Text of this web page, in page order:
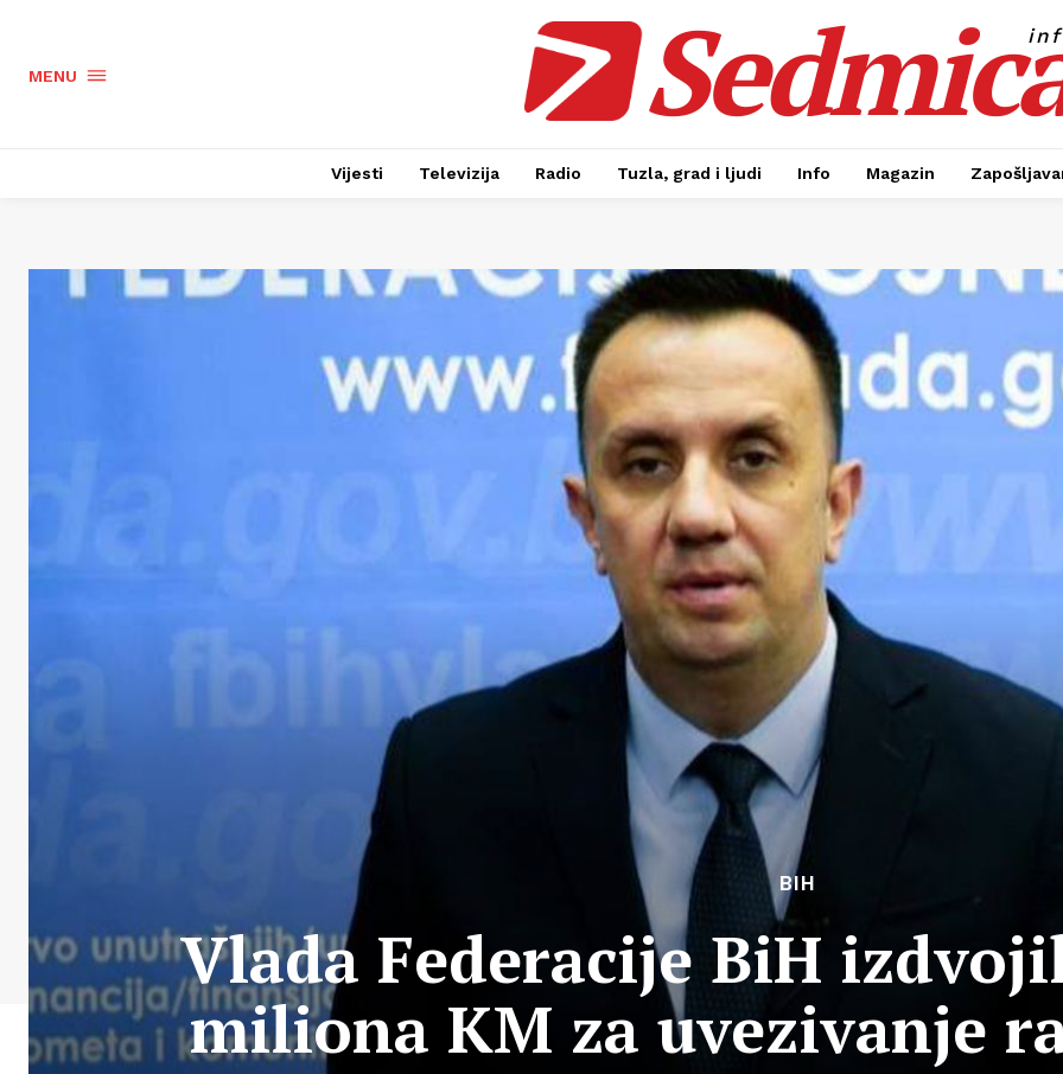
MENU
Vijesti Televizija Radio Tuzla, grad i ljudi Info Magazin
BIH
Vlada Federacije BiH
miliona KM za uvezivanje